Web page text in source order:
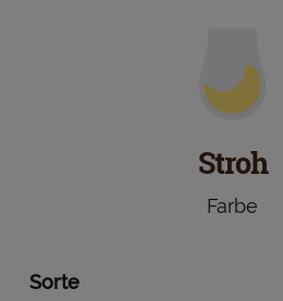
Stroh
Farbe
Sorte